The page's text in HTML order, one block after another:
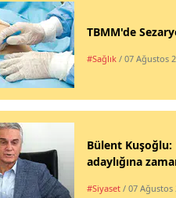
TBMM'de
#Sağlık / 07 Ağustos
Bülent Kuşoğlu:
adaylığına
#Siyaset / 07 Ağustos